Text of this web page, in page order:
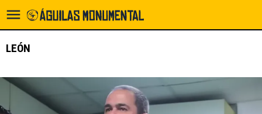
LEÓN